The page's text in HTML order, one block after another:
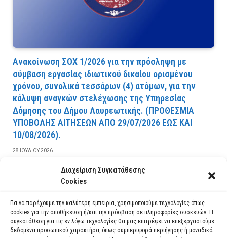
Διαχείριση Συγκατάθεσης
Cookies
Για να παρέχουμε την καλύτερη εμπειρία, χρησιμοποιούμε τεχνολογίες όπως
cookies για την αποθήκευση ή/και την πρόσβαση σε πληροφορίες συσκευών. Η
συγκατάθεση για τις εν λόγω τεχνολογίες θα μας επιτρέψει να επεξεργαστούμε
δεδομένα προσωπικού χαρακτήρα, όπως συμπεριφορά περιήγησης ή μοναδικά
Ανακοίνωση ΣΟΧ 1/2026 για την πρόσληψη με
σύμβαση εργασίας ιδιωτικού δικαίου ορισμένου
χρόνου, συνολικά τεσσάρων (4) ατόμων, για την
κάλυψη αναγκών στελέχωσης της Υπηρεσίας
Δόμησης του Δήμου Λαυρεωτικής. (ΠPOΘEΣMIA
YΠOBOΛHΣ AITHΣEΩN AΠO 29/07/2026 EΩΣ KAI
10/08/2026).
28 ΙΟΥΛΊΟΥ 2026
ΔΙΑΒΆΣΤΕ ΠΕΡΙΣΣΌΤΕΡΑ